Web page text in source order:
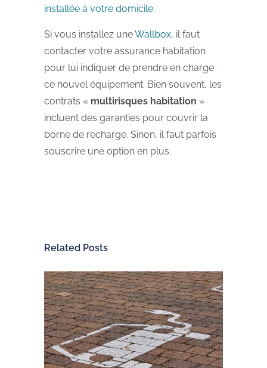
installée à votre domicile.
Si vous installez uneWallbox, il faut
contacter votre assurance habitation
pour lui indiquer de prendre en charge
ce nouvel équipement. Bien souvent, les
contrats « multirisques habitation »
incluent des garanties pour couvrir la
borne de recharge. Sinon, il faut parfois
souscrire une option en plus.
Related Posts